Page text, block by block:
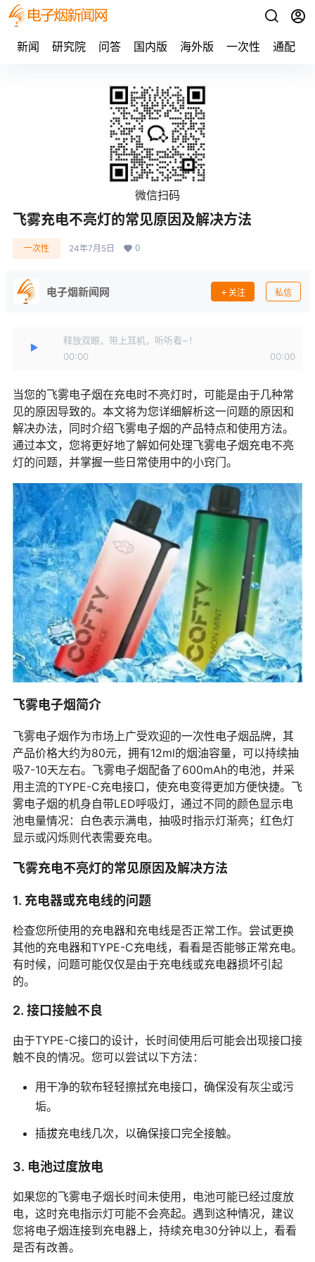
新闻 研究院 问答 国内版 海外版 一次性 通配
微信扫码
飞雾充电不亮灯的常见原因及解决方法
一次性 24年7月5日 0
电子烟新闻网 关注 私信
释放双眼，带上耳机，听听看~！
00:00
00:00
当您的飞雾电子烟在充电时不亮灯时，可能是由于几种常
见的原因导致的。本文将为您详细解析这一问题的原因和
解决办法，同时介绍飞雾电子烟的产品特点和使用方法。
通过本文，您将更好地了解如何处理飞雾电子烟充电不亮
灯的问题，并掌握一些日常使用中的小窍门。
飞雾电子烟简介
飞雾电子烟作为市场上广受欢迎的一次性电子烟品牌，其
产品价格大约为80元，拥有12ml的烟油容量，可以持续抽
吸7-10天左右。飞雾电子烟配备了600mAh的电池，并采
用主流的TYPE-C充电接口，使充电变得更加方便快捷。飞
雾电子烟的机身自带LED呼吸灯，通过不同的颜色显示电
池电量情况：白色表示满电，抽吸时指示灯渐亮；红色灯
显示或闪烁则代表需要充电。
飞雾充电不亮灯的常见原因及解决方法
1. 充电器或充电线的问题
检查您所使用的充电器和充电线是否正常工作。尝试更换
其他的充电器和TYPE-C充电线，看看是否能够正常充电。
有时候，问题可能仅仅是由于充电线或充电器损坏引起
的。
2. 接口接触不良
由于TYPE-C接口的设计，长时间使用后可能会出现接口接
触不良的情况。您可以尝试以下方法：
用干净的软布轻轻擦拭充电接口，确保没有灰尘或污
垢。
插拔充电线几次，以确保接口完全接触。
3. 电池过度放电
如果您的飞雾电子烟长时间未使用，电池可能已经过度放
电，这时充电指示灯可能不会亮起。遇到这种情况，建议
您将电子烟连接到充电器上，持续充电30分钟以上，看看
是否有改善。